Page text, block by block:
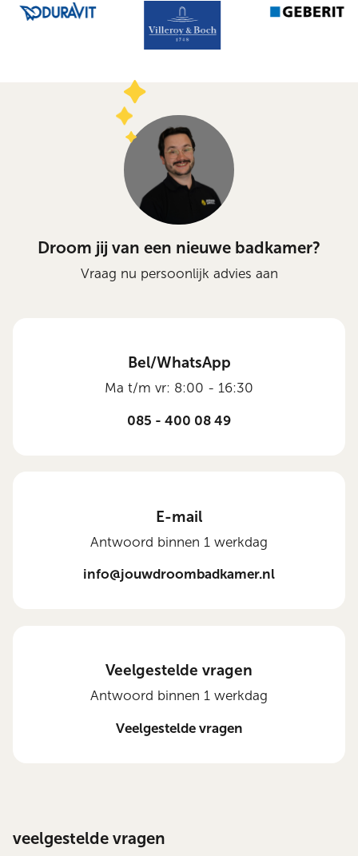
Droom jij van een nieuwe badkamer?
Vraag nu persoonlijk advies aan
Bel/WhatsApp
Ma t/m vr: 8:00 - 16:30
085 - 400 08 49
E-mail
Antwoord binnen 1 werkdag
info@jouwdroombadkamer.nl
Veelgestelde vragen
Antwoord binnen 1 werkdag
Veelgestelde vragen
veelgestelde vragen